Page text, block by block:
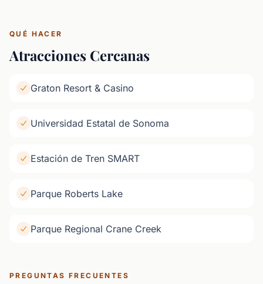
QUÉ HACER
Atracciones Cercanas
Graton Resort & Casino
Universidad Estatal de Sonoma
Estación de Tren SMART
Parque Roberts Lake
Parque Regional Crane Creek
PREGUNTAS FRECUENTES